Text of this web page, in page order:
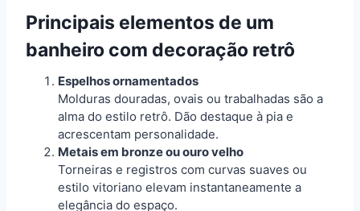
Principais elementos de um
banheiro com decoração retrô
Espelhos ornamentados
Molduras douradas, ovais ou trabalhadas são a
alma do estilo retrô. Dão destaque à pia e
acrescentam personalidade.
Metais em bronze ou ouro velho
Torneiras e registros com curvas suaves ou
estilo vitoriano elevam instantaneamente a
elegância do espaço.